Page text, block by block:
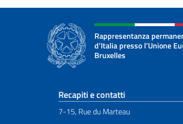
Rappresentanza
d’Italia presso l’Unione
Bruxelles
Sezione footer
Recapiti e contatti
7-15, Rue du Marteau